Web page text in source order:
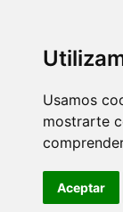
Usamos
mostrarte
Aceptar